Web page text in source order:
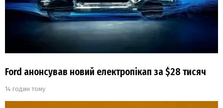
Ford анонсував новий електропікап за $28 тисяч
14 годин тому